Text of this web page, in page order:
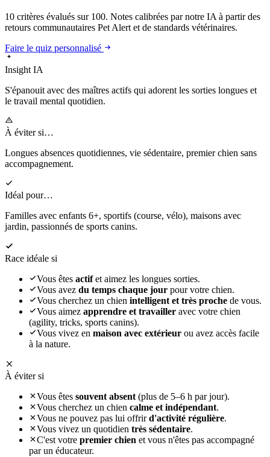
10 critères évalués sur 100. Notes calibrées par notre IA à partir des
retours communautaires Pet Alert et de standards vétérinaires.
Faire le quiz personnalisé
Insight IA
S'épanouitavec des maîtres actifs qui adorent les sorties longues et
le travail mental quotidien.
À éviter si…
Longues absences quotidiennes, vie sédentaire, premier chien sans
accompagnement.
Idéal pour…
Familles avec enfants 6+, sportifs (course, vélo), maisons avec
jardin, passionnés de sports canins.
Race idéale si
Vous êtes actifet aimez les longues sorties.
Vous avez du temps chaque jour pour votre chien.
Vous cherchez un chien intelligent et très proche de vous.
Vous aimez apprendre et travailler avec votre chien
(agility, tricks, sports canins).
Vous vivez en maison avec extérieur ou avez accès facile
à la nature.
À éviter si
Vous êtes souvent absent(plus de 5–6 h par jour).
Vous cherchez un chien calme et indépendant.
Vous ne pouvez pas lui offrird'activité régulière.
Vous vivez un quotidien très sédentaire.
C'est votre premier chien et vous n'êtes pas accompagné
par un éducateur.